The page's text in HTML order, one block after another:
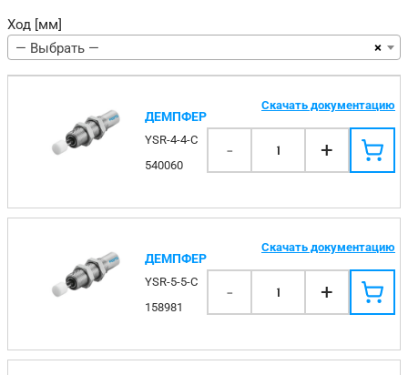
Ход [мм]
×
— Выбрать —
ДЕМПФЕР
YSR-4-4-C
540060
Скачать документацию
- 1 +
ДЕМПФЕР
YSR-5-5-C
158981
Скачать документацию
- 1 +